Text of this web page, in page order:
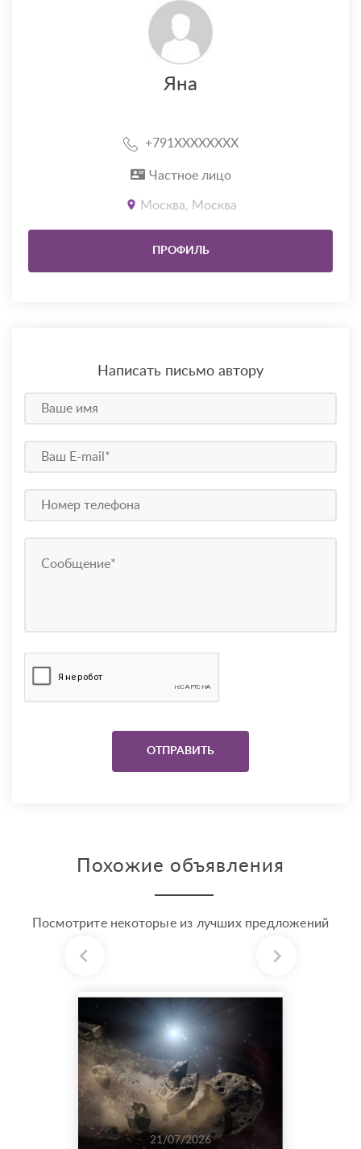
Яна
+791XXXXXXXX
Частное лицо
Москва, Москва
ПРОФИЛЬ
Написать письмо автору
Похожие объявления
Посмотрите некоторые из лучших предложений
21/07/2026